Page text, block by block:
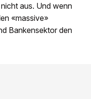
aus. Und wenn
«massive»
Bankensektor den